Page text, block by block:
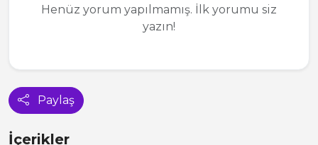
Paylaş
Henüz yorum yapılmamış. İlk yorumu siz
yazın!
İçerikler